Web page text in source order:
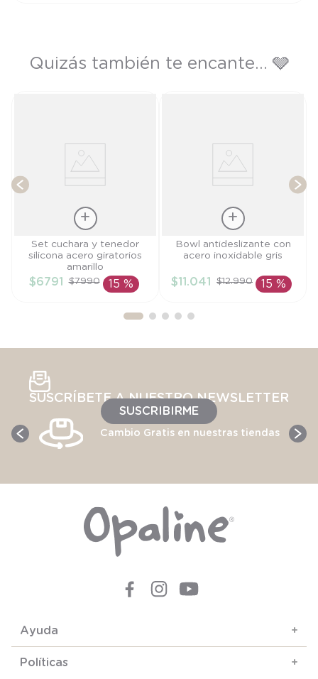
Quizás también te encante... 🩶
Talla
AÑADIR AL
Set cuchara y tenedor
silicona acero giratorios
amarillo
$6791 $7990 15 %
Talla
AÑADIR AL
Bowl antideslizante con
acero inoxidable gris
$11 .041 $12.990 15 %
SUSCRÍBETE A NUESTRO NEWSLETTER
SUSCRIBIRME
Cambio Gratis en nuestras tiendas
Ayuda +
Políticas +